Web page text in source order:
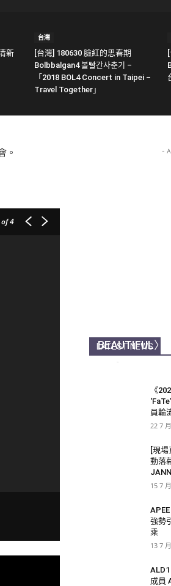
新
台灣
[台灣] 180630 臉紅的思春期
Bolbbalgan4 볼빨간사춘기 –
「2018 BOL4 Concert in Taipei –
Travel Together」
。
of 4
-
LATEST NEWS
BEAUTIFUL〉
-
《
員輪
22 7
[現
動落
15 7
強勢
乘
13 7
成員